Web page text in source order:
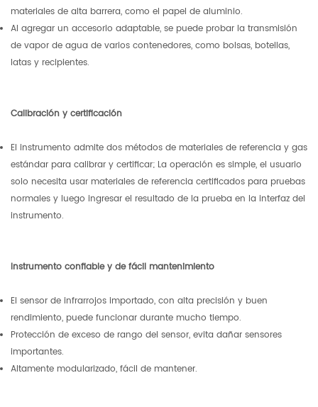
materiales de alta barrera, como el papel de aluminio.
Al agregar un accesorio adaptable, se puede probar la transmisión
de vapor de agua de varios contenedores, como bolsas, botellas,
latas y recipientes.
Calibración y certificación
El instrumento admite dos métodos de materiales de referencia y gas
estándar para calibrar y certificar; La operación es simple, el usuario
solo necesita usar materiales de referencia certificados para pruebas
normales y luego ingresar el resultado de la prueba en la interfaz del
instrumento.
Instrumento confiable y de fácil mantenimiento
El sensor de infrarrojos importado, con alta precisión y buen
rendimiento, puede funcionar durante mucho tiempo.
Protección de exceso de rango del sensor, evita dañar sensores
importantes.
Altamente modularizado, fácil de mantener.